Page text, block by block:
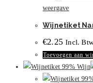
weergave
Wijnetiket
€2.25 Incl.
Toevoegen aan